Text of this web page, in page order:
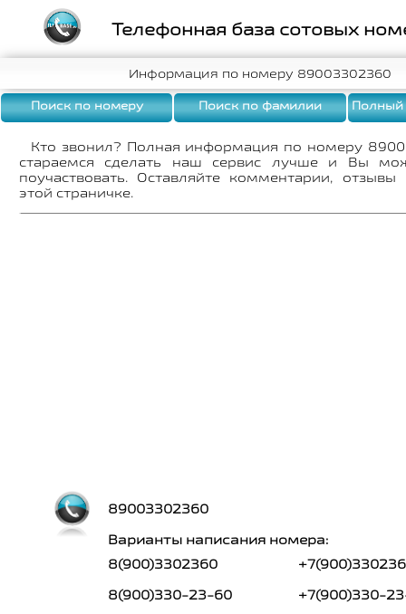
Кто звонил? Полная информация по номеру
стараемся сделать наш сервис лучше и Вы
поучаствовать. Оставляйте комментарии,
этой страничке.
89003302360
Варианты написания номера:
8(900)3302360
8(900)330-23-60
+7(900)330-
Телефонная база сотовых
Информация по номеру 89003302360
Поиск по номеру Поиск по фамилии Полный